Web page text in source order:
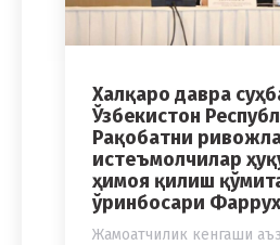
Халқаро давра
Ўзбекистон
Рақобатни
истеъмолчилар
ҳимоя қилиш
ўринбосари
Жамоатчилик кенгаши